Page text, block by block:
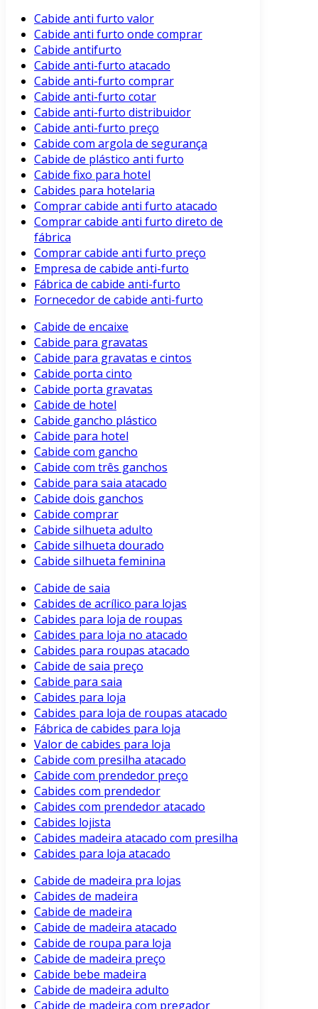
Cabide anti furto valor
Cabide anti furto onde comprar
Cabide antifurto
Cabide anti-furto atacado
Cabide anti-furto comprar
Cabide anti-furto cotar
Cabide anti-furto distribuidor
Cabide anti-furto preço
Cabide com argola de segurança
Cabide de plástico anti furto
Cabide fixo para hotel
Cabides para hotelaria
Comprar cabide anti furto atacado
Comprar cabide anti furto direto de
fábrica
Comprar cabide anti furto preço
Empresa de cabide anti-furto
Fábrica de cabide anti-furto
Fornecedor de cabide anti-furto
Cabide de encaixe
Cabide para gravatas
Cabide para gravatas e cintos
Cabide porta cinto
Cabide porta gravatas
Cabide de hotel
Cabide gancho plástico
Cabide para hotel
Cabide com gancho
Cabide com três ganchos
Cabide para saia atacado
Cabide dois ganchos
Cabide comprar
Cabide silhueta adulto
Cabide silhueta dourado
Cabide silhueta feminina
Cabide de saia
Cabides de acrílico para lojas
Cabides para loja de roupas
Cabides para loja no atacado
Cabides para roupas atacado
Cabide de saia preço
Cabide para saia
Cabides para loja
Cabides para loja de roupas atacado
Fábrica de cabides para loja
Valor de cabides para loja
Cabide com presilha atacado
Cabide com prendedor preço
Cabides com prendedor
Cabides com prendedor atacado
Cabides lojista
Cabides madeira atacado com presilha
Cabides para loja atacado
Cabide de madeira pra lojas
Cabides de madeira
Cabide de madeira
Cabide de madeira atacado
Cabide de roupa para loja
Cabide de madeira preço
Cabide bebe madeira
Cabide de madeira adulto
Cabide de madeira com pregador